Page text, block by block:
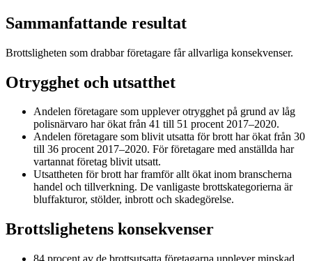
Sammanfattande resultat
Brottsligheten som drabbar företagare får allvarliga konsekvenser.
Otrygghet och utsatthet
Andelen företagare som upplever otrygghet på grund av låg
polisnärvaro har ökat från 41 till 51 procent 2017–2020.
Andelen företagare som blivit utsatta för brott har ökat från 30
till 36 procent 2017–2020. För företagare med anställda har
vartannat företag blivit utsatt.
Utsattheten för brott har framför allt ökat inom branscherna
handel och tillverkning. De vanligaste brottskategorierna är
bluffakturor, stölder, inbrott och skadegörelse.
Brottslighetens konsekvenser